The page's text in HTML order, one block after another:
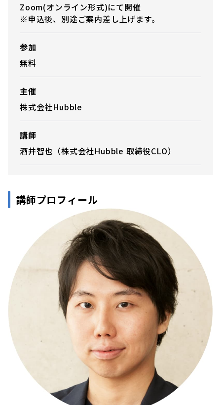
Zoom(オンライン形式)にて開催
※申込後、別途ご案内差し上げます。
参加
無料
主催
株式会社Hubble
講師
酒井智也（株式会社Hubble 取締役CLO）
講師プロフィール